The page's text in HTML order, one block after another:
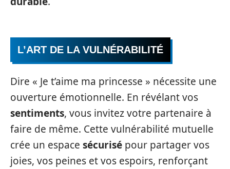
L’ART DE LA VULNÉRABILITÉ
Dire « Je t’aime ma princesse » nécessite une
ouverture émotionnelle. En révélant vos
sentiments, vous invitez votre partenaire à
faire de même. Cette vulnérabilité mutuelle
crée un espace sécurisé pour partager vos
joies, vos peines et vos espoirs, renforçant